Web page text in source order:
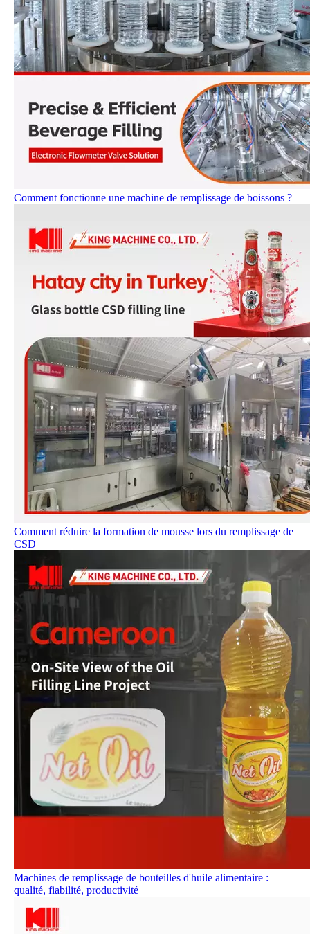
Comment fonctionne une machine de remplissage de boissons ?
Comment réduire la formation de mousse lors du remplissage de
CSD
Machines de remplissage de bouteilles d'huile alimentaire :
qualité, fiabilité, productivité